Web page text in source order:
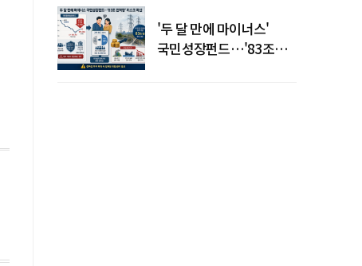
'두 달 만에 마이너스'
국민성장펀드…'83조